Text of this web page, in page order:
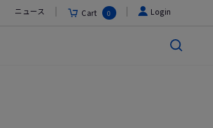
ニュース Cart 0 Login